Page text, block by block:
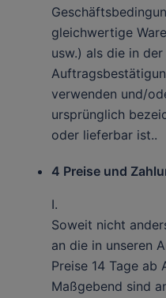
gleichwertige
usw.) als die in
verwenden und/
ursprünglich
oder lieferbar ist..
4 Preise und
I.
Soweit nicht
an die in unseren
Preise 14 Tage ab
Maßgebend sind